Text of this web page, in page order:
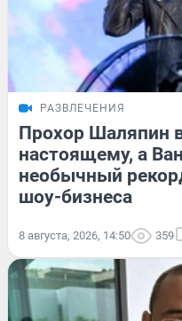
РАЗВЛЕЧЕНИЯ
Прохор Шаляпин
настоящему, а
необычный
шоу-бизнеса
8 августа, 2026, 14:50 359